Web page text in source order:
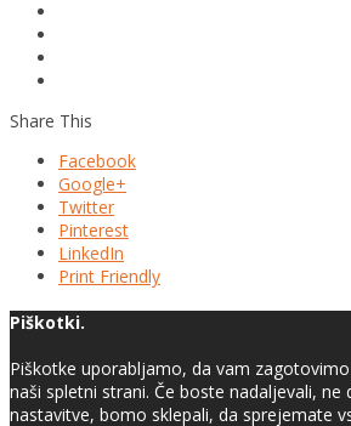
Share This
Facebook
Google+
Twitter
Pinterest
LinkedIn
Print Friendly
Piškotki.
Piškotke uporabljamo, da vam
naši spletni strani. Če boste nadaljevali, ne
nastavitve, bomo sklepali, da sprejemate